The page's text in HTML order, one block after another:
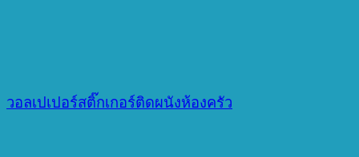
วอลเปเปอร์สติ๊กเกอร์ติดผนังห้องครัว